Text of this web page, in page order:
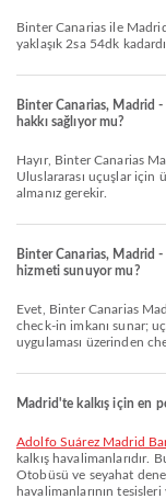
Binter Canarias ile Madrid çıkışlı Santa Cruz de Tenerife varışlı uçuş süresi
yaklaşık 2sa 54dk
Binter Canarias, Madrid
hakkı sağlıyor mu?
Hayır, Binter Canarias Madrid çıkışlı Santa Cruz de Tenerife varışlı Yerel &
Uluslararası uçuşlar için
almanız gerekir.
Binter Canarias, Madrid
hizmeti sunuyor mu?
Evet, Binter Canarias Madrid - Santa Cruz de Tenerife uçuşu için online
check-in imkanı sunar;
uygulaması üzerinden
Madrid'te kalkış için en
Adolfo Suárez Madrid
kalkış havalimanlarıdır.
Otobüsü ve seyahat
havalimanlarının